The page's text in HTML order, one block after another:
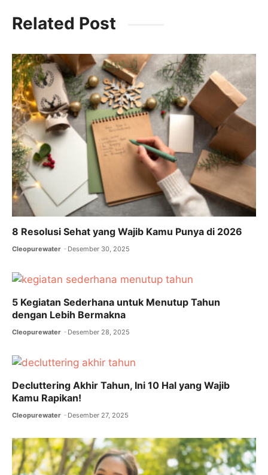
c
e
b
o
o
k
itt
er
ai
l
at
s
A
p
p
a
m
Related Post
8 Resolusi Sehat yang Wajib Kamu Punya di 2026
Cleopurewater Desember 30, 2025
5 Kegiatan Sederhana untuk Menutup Tahun
dengan Lebih Bermakna
Cleopurewater Desember 28, 2025
Decluttering Akhir Tahun, Ini 10 Hal yang Wajib
Kamu Rapikan!
Cleopurewater Desember 27, 2025